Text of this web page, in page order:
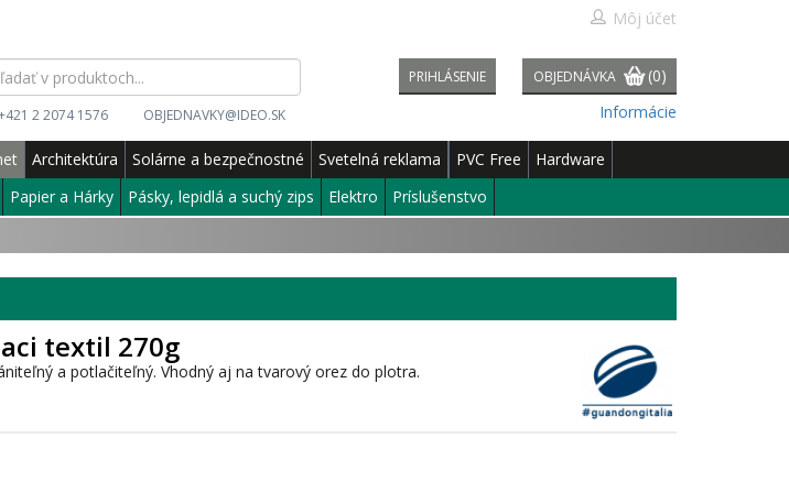
Môj účet
2 2074 1576 OBJEDNAVKY@IDEO.SK
PRIHLÁSENIE OBJEDNÁVKA
(0)
Informácie
Architektúra Solárne a bezpečnostné Svetelná reklama PVC Free
Hardware
Papier a Hárky Pásky, lepidlá a suchý zips Elektro
Príslušenstvo
textil 270g
a potlačiteľný. Vhodný aj na tvarový orez do plotra.